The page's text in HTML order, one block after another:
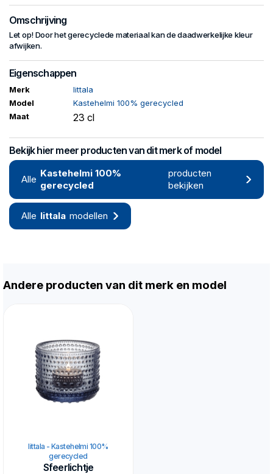
Omschrijving
Let op! Door het gerecyclede materiaal kan de daadwerkelijke kleur
afwijken.
Eigenschappen
Merk
Iittala
Model
Kastehelmi 100% gerecycled
Maat
23 cl
Bekijk hier meer producten van dit merk of model
Alle
Kastehelmi 100%
gerecycled
producten
bekijken
Alle Iittala modellen
Andere producten van dit merk en model
Iittala - Kastehelmi 100%
gerecycled
Sfeerlichtje